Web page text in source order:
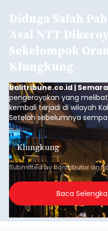
Diduga Salah
Asal NTT
Sekelompok
Klungkung
balitribune.co.id |
pengeroyokan yang
kembali terjadi di wilayah
Setelah sebelumnya
keributan di barat Pasar
kini menimpa seorang
Sumba Barat Daya (SBD),
(NTT).
Klungkung
Submitted bycontributoron
Baca